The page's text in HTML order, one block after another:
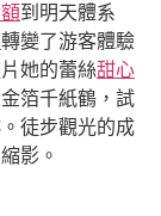
到明天體系
轉變了游客體驗
她的蕾絲甜心
箔千紙鶴，試
徒步觀光的成
影。